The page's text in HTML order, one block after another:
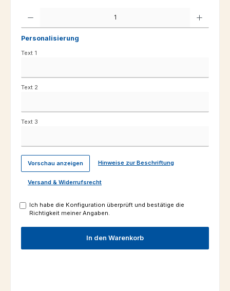
Personalisierung
Text 1
Text 2
Text 3
Vorschau anzeigen Hinweise zur Beschriftung
Versand & Widerrufsrecht
Ich habe die Konfiguration überprüft und bestätige die
Richtigkeit meiner Angaben.
In den Warenkorb